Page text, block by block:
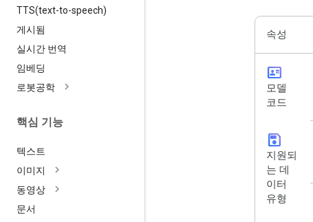
TTS(text-to-speech)
게시됨
실시간 번역
임베딩
로봇공학
핵심 기능
텍스트
이미지
동영상
문서
속성
id_card
모델
코드
save
지원되
는 데
이터
유형